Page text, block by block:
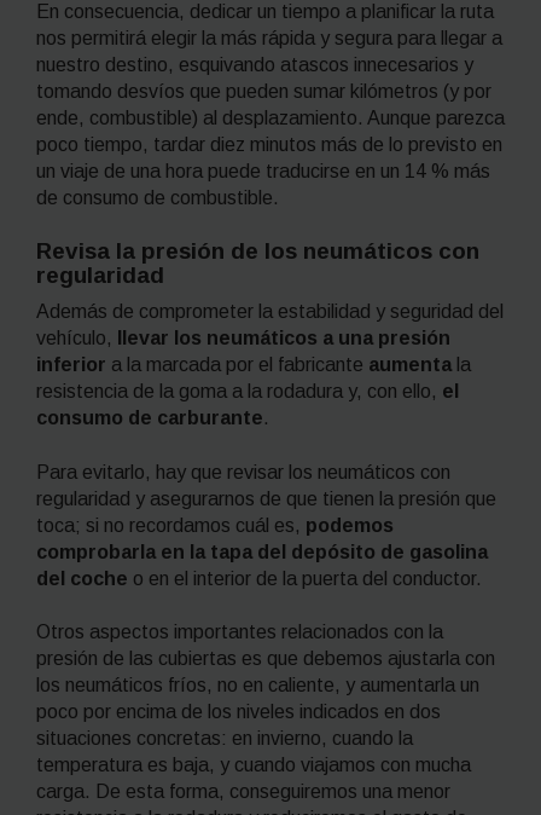
En consecuencia, dedicar un tiempo a planificar la ruta
nos permitirá elegir la más rápida y segura para llegar a
nuestro destino, esquivando atascos innecesarios y
tomando desvíos que pueden sumar kilómetros (y por
ende, combustible) al desplazamiento. Aunque parezca
poco tiempo, tardar diez minutos más de lo previsto en
un viaje de una hora puede traducirse en un 14 % más
de consumo de combustible.
Revisa la presión de los neumáticos con
regularidad
Además de comprometer la estabilidad y seguridad del
vehículo,
llevar los neumáticos a una presión
inferior a la marcada por el fabricante aumenta la
resistencia de la goma a la rodadura y, con ello, el
consumo de carburante.
Para evitarlo, hay que revisar los neumáticos con
regularidad y asegurarnos de que tienen la presión que
toca; si no recordamos cuál es, podemos
comprobarla en la tapa del depósito de gasolina
del coche o en el interior de la puerta del conductor.
Otros aspectos importantes relacionados con la
presión de las cubiertas es que debemos ajustarla con
los neumáticos fríos, no en caliente, y aumentarla un
poco por encima de los niveles indicados en dos
situaciones concretas: en invierno, cuando la
temperatura es baja, y cuando viajamos con mucha
carga. De esta forma, conseguiremos una menor